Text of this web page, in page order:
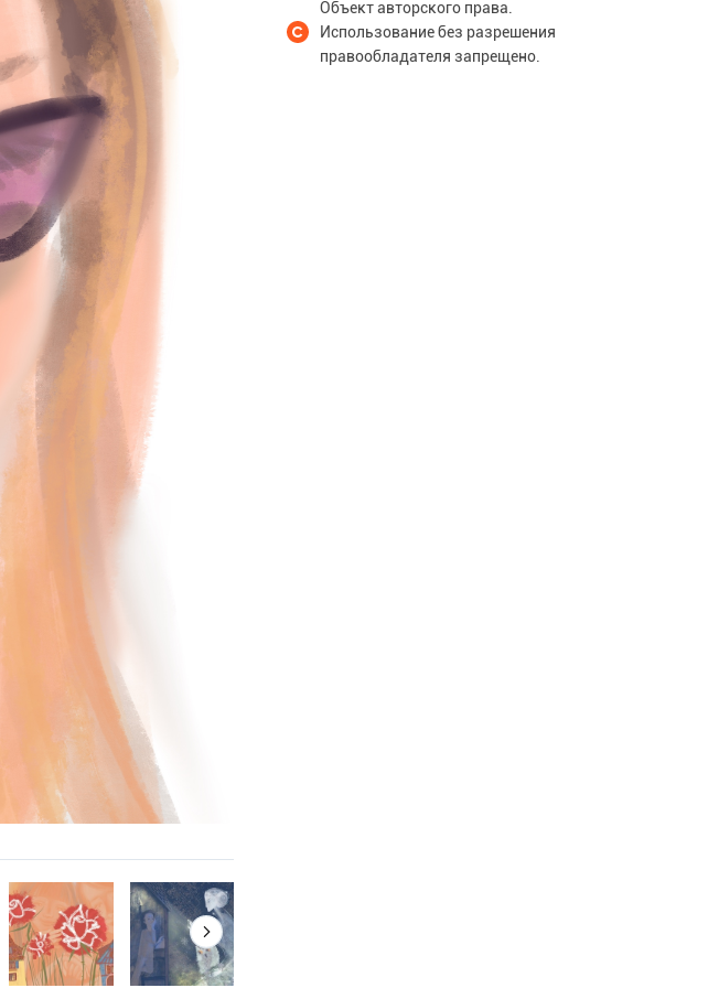
Объект авторского права.
Использование без разрешения
правообладателя запрещено.